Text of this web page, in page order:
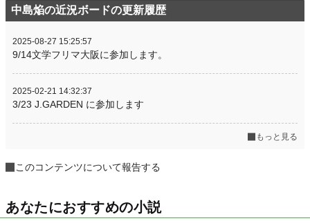
中島焔の近況ボードの更新履歴
2025-08-27 15:25:57
9/14文学フリマ大阪に参加します。
2025-02-21 14:32:37
3/23 J.GARDEN に参加します
もっと見る
このコンテンツについて報告する
あなたにおすすめの小説